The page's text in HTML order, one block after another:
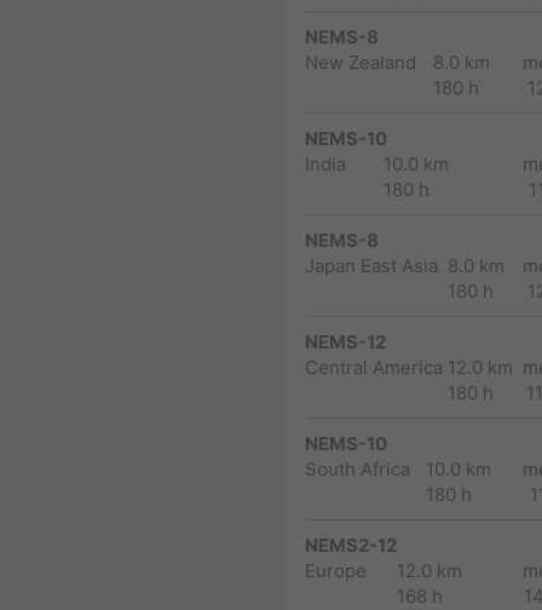
NEMS-8
New Zealand
8.0 km
180 h
NEMS-10
India
10.0 km
180 h
NEMS-8
Japan East Asia 8.0 km
180 h
NEMS-12
Central America 12.0 km
180 h
NEMS-10
South Africa
10.0 km
180 h
NEMS2-12
Europe
12.0 km
168 h